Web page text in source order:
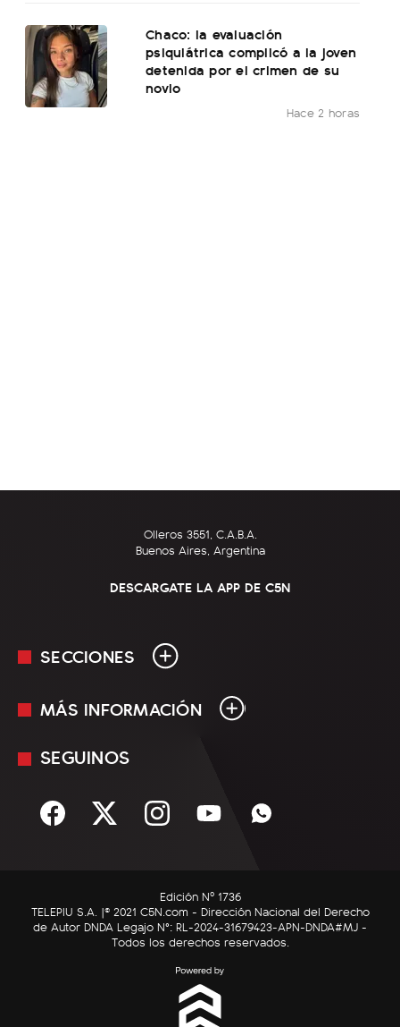
Chaco: la evaluación
psiquiátrica complicó a la joven
detenida por el crimen de su
novio
Hace 2 horas
Olleros 3551, C.A.B.A.
Buenos Aires, Argentina
DESCARGATE LA APP DE C5N
SECCIONES
En Vivo
Sociedad
C5N Autos
RatingCero
MÁS INFORMACIÓN
Mediakit
Términos y condiciones
SEGUINOS
Edición Nº 1736
TELEPIU S.A. |© 2021 C5N.com - Dirección Nacional del Derecho
de Autor DNDA Legajo N°: RL-2024-31679423-APN-DNDA#MJ -
Todos los derechos reservados.